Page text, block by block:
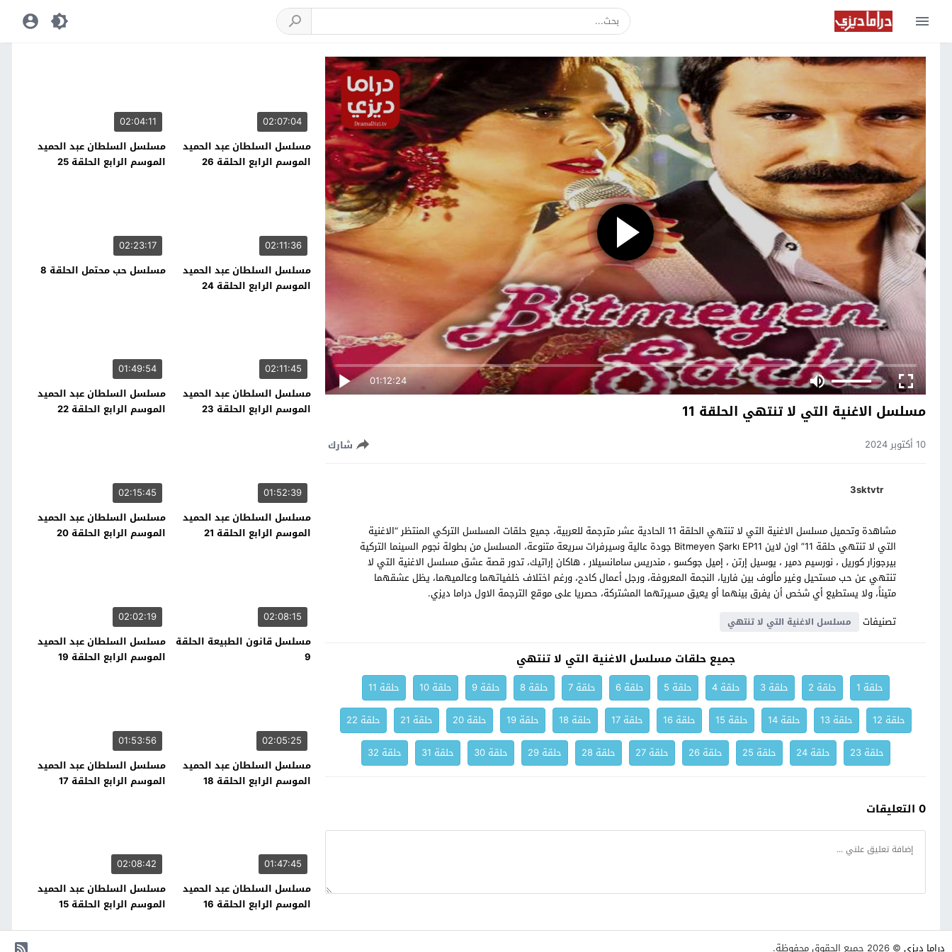
01:12:24
مسلسل الاغنية التي لا تنتهي الحلقة 11
10 أكتوبر 2024 شارك
3sktvtr
مشاهدة وتحميل مسلسل الاغنية التي لا تنتهي الحلقة 11 الحادية عشر مترجمة للعربية، جميع حلقات المسلسل التركي المنتظر “الاغنية
التي لا تنتهي حلقة 11” اون لاين Bitmeyen Şarkı EP11 جودة عالية وسيرفرات سريعة متنوعة، المسلسل من بطولة نجوم السينما التركية
بيرجوزار كوريل ، نورسيم دمير ، يوسيل إرتن ، إميل جوكسو ، مندريس سامانسيلار ، هاكان إراتيك، تدور قصة عشق مسلسل الاغنية التي لا
تنتهي عن حب مستحيل وغير مألوف بين فاريا، النجمة المعروفة، ورجل أعمال كادح، ورغم اختلاف خلفياتهما وعالميهما، يظل عشقهما
متيناً، ولا يستطيع أي شخص أن يفرق بينهما أو يعيق مسيرتهما المشتركة، حصريا على موقع الترجمة الاول دراما ديزي.
تصنيفات
مسلسل الاغنية التي لا تنتهي
جميع حلقات مسلسل الاغنية التي لا تنتهي
حلقة 1 حلقة 2 حلقة 3 حلقة 4 حلقة 5 حلقة 6 حلقة 7 حلقة 8 حلقة 9 حلقة 10
حلقة 11
حلقة 12
حلقة 13 حلقة 14 حلقة 15 حلقة 16 حلقة 17 حلقة 18 حلقة 19 حلقة 20 حلقة 21
حلقة 22
حلقة 23
حلقة 24 حلقة 25 حلقة 26 حلقة 27 حلقة 28 حلقة 29 حلقة 30 حلقة 31 حلقة 32
0 التعليقات
02:07:04
مسلسل السلطان عبد الحميد
الموسم الرابع الحلقة 26
02:04:11
مسلسل السلطان عبد الحميد
الموسم الرابع الحلقة 25
02:11:36
مسلسل السلطان عبد الحميد
الموسم الرابع الحلقة 24
02:23:17
مسلسل حب محتمل الحلقة 8
02:11:45
مسلسل السلطان عبد الحميد
الموسم الرابع الحلقة 23
01:49:54
مسلسل السلطان عبد الحميد
الموسم الرابع الحلقة 22
01:52:39
مسلسل السلطان عبد الحميد
الموسم الرابع الحلقة 21
02:15:45
مسلسل السلطان عبد الحميد
الموسم الرابع الحلقة 20
02:08:15
مسلسل قانون الطبيعة الحلقة
9
02:02:19
مسلسل السلطان عبد الحميد
الموسم الرابع الحلقة 19
02:05:25
مسلسل السلطان عبد الحميد
الموسم الرابع الحلقة 18
01:53:56
مسلسل السلطان عبد الحميد
الموسم الرابع الحلقة 17
01:47:45
مسلسل السلطان عبد الحميد
الموسم الرابع الحلقة 16
02:08:42
مسلسل السلطان عبد الحميد
الموسم الرابع الحلقة 15
دراما ديزي © 2026 جميع الحقوق محفوظة.